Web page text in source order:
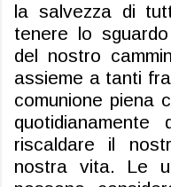
la salvezza di
tenere lo
del nostro
assieme a tanti
comunione piena
riscaldare il
nostra vita. Le